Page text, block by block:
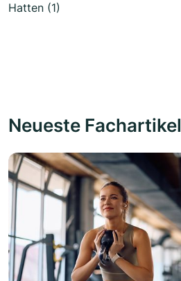
Hatten (1)
Neueste Fachartikel